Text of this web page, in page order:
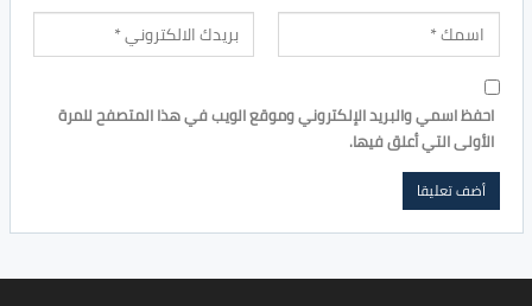
احفظ اسمي والبريد الإلكتروني وموقع الويب في هذا المتصفح للمرة
الأولى التي أعلق فيها.